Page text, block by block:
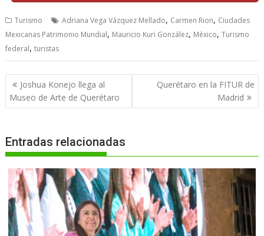
Turismo Adriana Vega Vázquez Mellado, Carmen Rion, Ciudades
Mexicanas Patrimonio Mundial, Mauricio Kuri González, México,Turismo
federal,turistas
Navegación
de
entradas
Joshua Konejo llega al
Museo de Arte de Querétaro
Querétaro en la FITUR de
Madrid
Entradas relacionadas